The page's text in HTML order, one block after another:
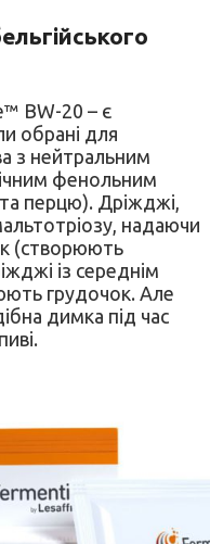
BW-20 – є
обрані для
з нейтральним
фенольним
перцю). Дріжджі,
надаючи
(створюють
із середнім
грудочок. Але
димка під час